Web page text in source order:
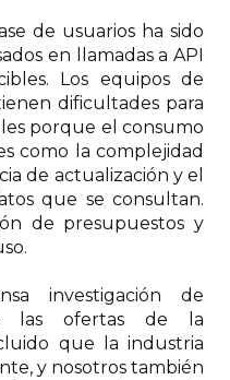
de usuarios ha sido
en llamadas a API
Los equipos de
dificultades para
porque el consumo
como la complejidad
de actualización y el
que se consultan.
de presupuestos y
investigación de
las ofertas de la
que la industria
y nosotros también